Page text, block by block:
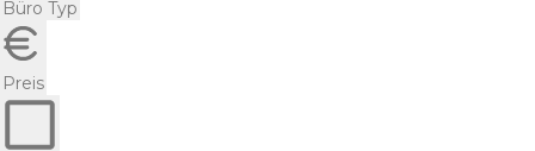
Büro Typ
Preis